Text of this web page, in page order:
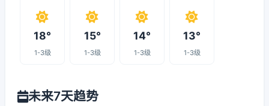
18°
1-3级
15°
1-3级
14°
1-3级
13°
1-3级
未来7天趋势